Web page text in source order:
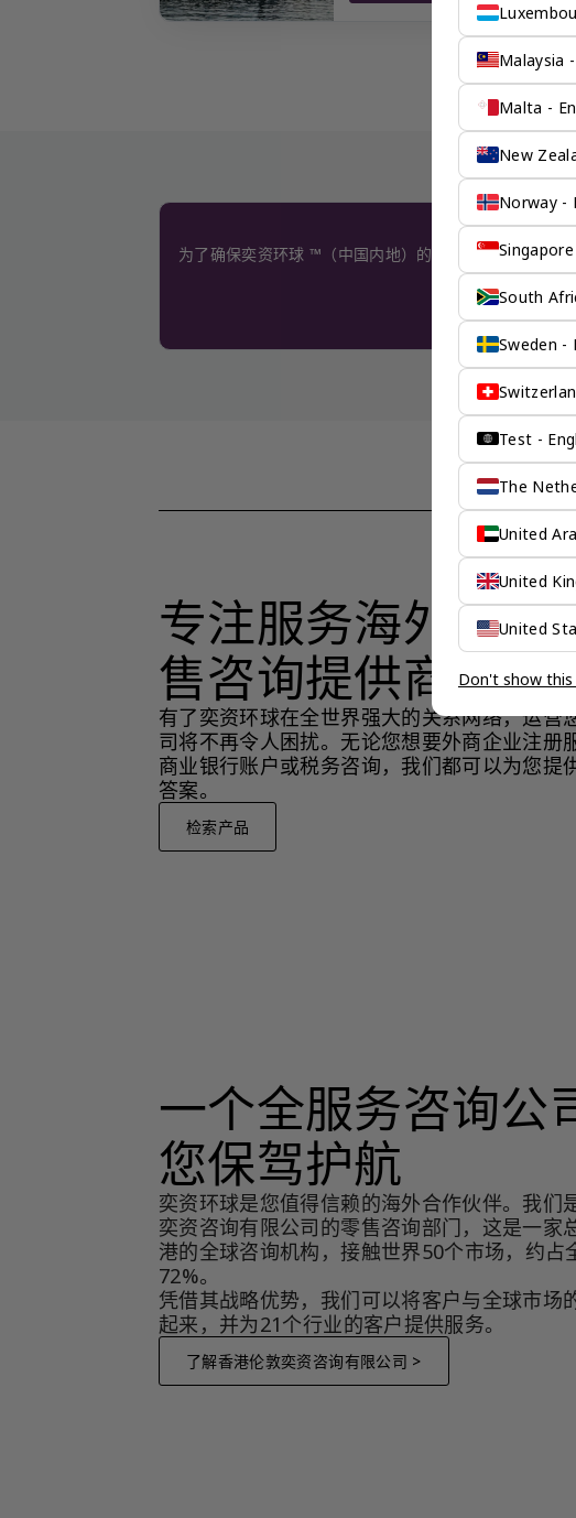
没有看到
为了确保奕资环球 ™（中国内地）的服务质量标准，我
专注服务海外企业
售咨询提供商
有了奕资环球在全世界强大的关系网络，运营
司将不再令人困扰。无论您想要外商企业注册
商业银行账户或税务咨询，我们都可以为您提
答案。
检索产品
一个全服务咨询公
您保驾护航
奕资环球是您值得信赖的海外合作伙伴。我们
奕资咨询有限公司的零售咨询部门，这是一家
港的全球咨询机构，接触世界50个市场，约占
72%。
凭借其战略优势，我们可以将客户与全球市场
起来，并为21个行业的客户提供服务。
了解香港伦敦奕资咨询有限公司 >
Malaysia
Malta -
New
Norway -
South
Sweden -
Test -
The
United
United
United
Don't show this